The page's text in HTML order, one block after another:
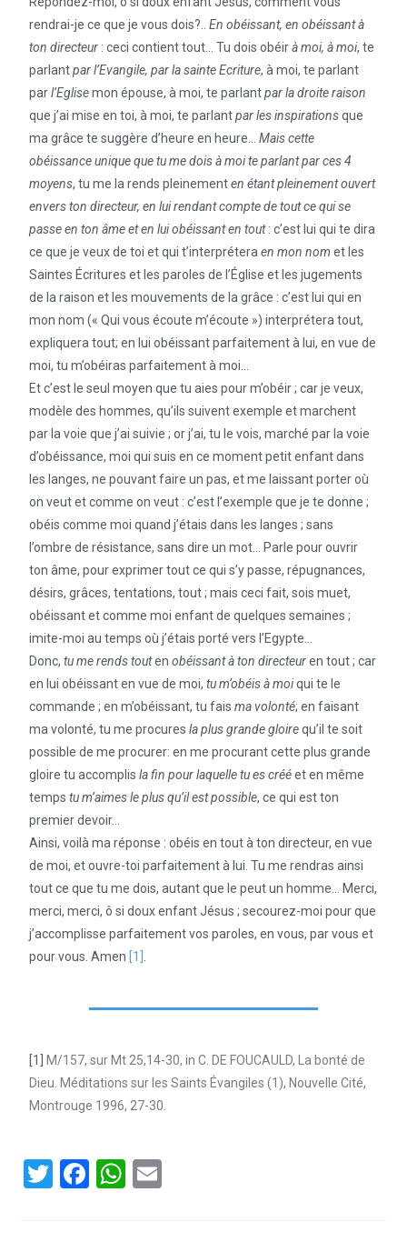
rendrai-je ce que je vous dois?..En obéissant, en obéissant à
ton directeur : ceci contient tout… Tu dois obéirà moi, à moi, te
parlantpar l’Evangile, par la sainte Ecriture, à moi, te parlant
parl’Eglisemon épouse, à moi, te parlantpar la droite raison
que j’ai mise en toi, à moi, te parlantpar les inspirationsque
ma grâce te suggère d’heure en heure…Mais cette
obéissance unique que tu me dois à moi te parlant par ces 4
moyens, tu me la rends pleinementen étant pleinement ouvert
envers ton directeur, en lui rendant compte de tout ce qui se
passe en ton âme et en lui obéissant en tout: c’est lui qui te dira
ce que je veux de toi et qui t’interpréteraen mon nom et les
Saintes Écritures et les paroles de l’Église et les jugements
de la raison et les mouvements de la grâce : c’est lui qui en
mon nom (« Qui vous écoute m’écoute ») interprétera tout,
expliquera tout; en lui obéissant parfaitement à lui, en vue de
moi, tu m’obéiras parfaitement à moi…
Et c’est le seul moyen que tu aies pour m’obéir ; car je veux,
modèle des hommes, qu’ils suivent exemple et marchent
par la voie que j’ai suivie ; or j’ai, tu le vois, marché par la voie
d’obéissance, moi qui suis en ce moment petit enfant dans
les langes, ne pouvant faire un pas, et me laissant porter où
on veut et comme on veut : c’est l’exemple que je te donne ;
obéis comme moi quand j’étais dans les langes ; sans
l’ombre de résistance, sans dire un mot… Parle pour ouvrir
ton âme, pour exprimer tout ce qui s’y passe, répugnances,
désirs, grâces, tentations, tout ; mais ceci fait, sois muet,
obéissant et comme moi enfant de quelques semaines ;
imite-moi au temps où j’étais porté vers l’Egypte…
Donc,tu me rends toutenobéissant à ton directeuren tout ; car
en lui obéissant en vue de moi,tu m’obéis à moiqui te le
commande ; en m’obéissant, tu faisma volonté; en faisant
ma volonté, tu me procuresla plus grande gloirequ’il te soit
possible de me procurer: en me procurant cette plus grande
gloire tu accomplisla fin pour laquelle tu es crééet en même
tempstu m’aimes le plus qu’il est possible, ce qui est ton
premier devoir…
Ainsi, voilà ma réponse : obéis en tout à ton directeur, en vue
de moi, et ouvre-toi parfaitement à lui. Tu me rendras ainsi
tout ce que tu me dois, autant que le peut un homme… Merci,
merci, merci, ô si doux enfant Jésus ; secourez-moi pour que
j’accomplisse parfaitement vos paroles, en vous, par vous et
pour vous. Amen [1]
[1]M/157, sur Mt 25,14-30, in C. DE FOUCAULD, La bonté de
Dieu. Méditations sur les Saints Évangiles (1), Nouvelle Cité,
Montrouge 1996, 27-30.
T
F
W